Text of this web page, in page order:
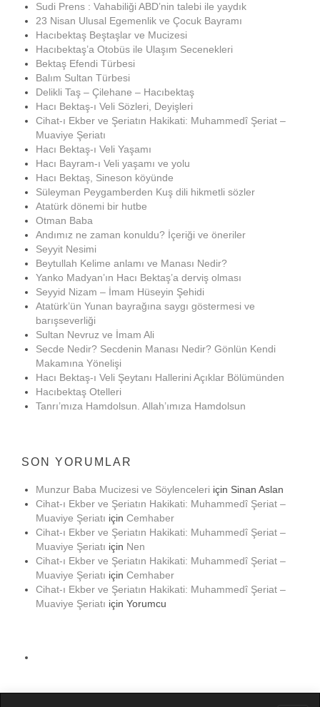
Sudi Prens : Vahabiliği ABD’nin talebi ile yaydık
23 Nisan Ulusal Egemenlik ve Çocuk Bayramı
Hacıbektaş Beştaşlar ve Mucizesi
Hacıbektaş’a Otobüs ile Ulaşım Secenekleri
Bektaş Efendi Türbesi
Balım Sultan Türbesi
Delikli Taş – Çilehane – Hacıbektaş
Hacı Bektaş-ı Veli Sözleri, Deyişleri
Cihat-ı Ekber ve Şeriatın Hakikati: Muhammedî Şeriat –
Muaviye Şeriatı
Hacı Bektaş-ı Veli Yaşamı
Hacı Bayram-ı Veli yaşamı ve yolu
Hacı Bektaş, Sineson köyünde
Süleyman Peygamberden Kuş dili hikmetli sözler
Atatürk dönemi bir hutbe
Otman Baba
Andımız ne zaman konuldu? İçeriği ve öneriler
Seyyit Nesimi
Beytullah Kelime anlamı ve Manası Nedir?
Yanko Madyan’ın Hacı Bektaş’a derviş olması
Seyyid Nizam – İmam Hüseyin Şehidi
Atatürk’ün Yunan bayrağına saygı göstermesi ve
barışseverliği
Sultan Nevruz ve İmam Ali
Secde Nedir? Secdenin Manası Nedir? Gönlün Kendi
Makamına Yönelişi
Hacı Bektaş-ı Veli Şeytanı Hallerini Açıklar Bölümünden
Hacıbektaş Otelleri
Tanrı’mıza Hamdolsun. Allah’ımıza Hamdolsun
SON YORUMLAR
Munzur Baba Mucizesi ve Söylenceleri için Sinan Aslan
Cihat-ı Ekber ve Şeriatın Hakikati: Muhammedî Şeriat –
Muaviye Şeriatı için Cemhaber
Cihat-ı Ekber ve Şeriatın Hakikati: Muhammedî Şeriat –
Muaviye Şeriatı için Nen
Cihat-ı Ekber ve Şeriatın Hakikati: Muhammedî Şeriat –
Muaviye Şeriatı için Cemhaber
Cihat-ı Ekber ve Şeriatın Hakikati: Muhammedî Şeriat –
Muaviye Şeriatı için Yorumcu